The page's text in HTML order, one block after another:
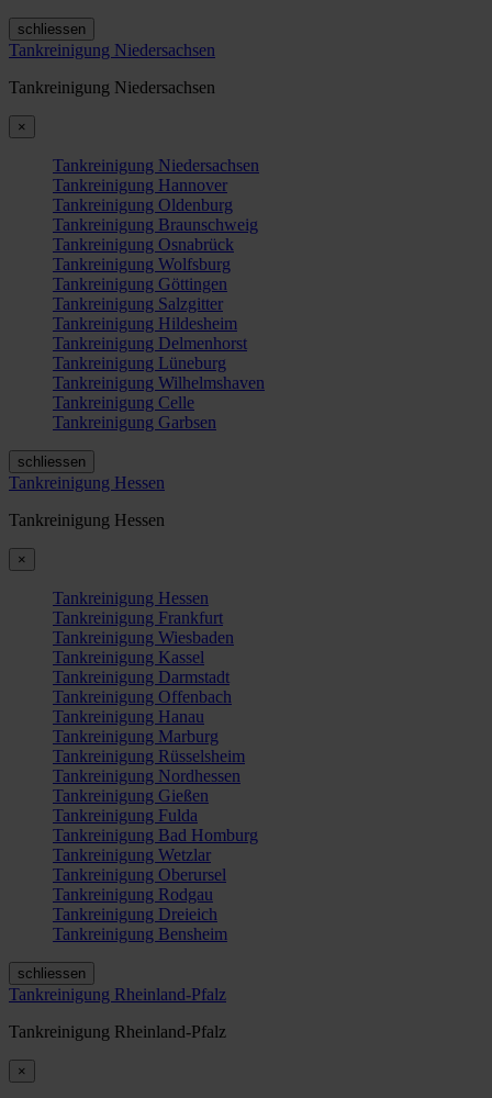
schliessen
Tankreinigung Niedersachsen
Tankreinigung Niedersachsen
×
Tankreinigung Niedersachsen
Tankreinigung Hannover
Tankreinigung Oldenburg
Tankreinigung Braunschweig
Tankreinigung Osnabrück
Tankreinigung Wolfsburg
Tankreinigung Göttingen
Tankreinigung Salzgitter
Tankreinigung Hildesheim
Tankreinigung Delmenhorst
Tankreinigung Lüneburg
Tankreinigung Wilhelmshaven
Tankreinigung Celle
Tankreinigung Garbsen
schliessen
Tankreinigung Hessen
Tankreinigung Hessen
×
Tankreinigung Hessen
Tankreinigung Frankfurt
Tankreinigung Wiesbaden
Tankreinigung Kassel
Tankreinigung Darmstadt
Tankreinigung Offenbach
Tankreinigung Hanau
Tankreinigung Marburg
Tankreinigung Rüsselsheim
Tankreinigung Nordhessen
Tankreinigung Gießen
Tankreinigung Fulda
Tankreinigung Bad Homburg
Tankreinigung Wetzlar
Tankreinigung Oberursel
Tankreinigung Rodgau
Tankreinigung Dreieich
Tankreinigung Bensheim
schliessen
Tankreinigung Rheinland-Pfalz
Tankreinigung Rheinland-Pfalz
×